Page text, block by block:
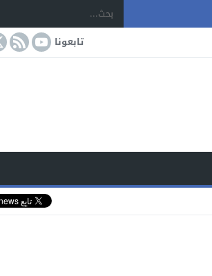
تابعونا